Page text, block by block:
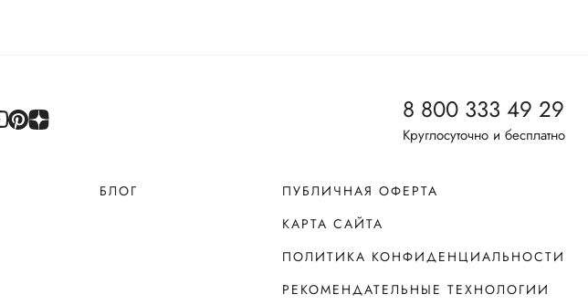
8 800 333 49 29
Круглосуточно и бесплатно
БЛОГ
ПУБЛИЧНАЯ ОФЕРТА
КАРТА САЙТА
ПОЛИТИКА КОНФИДЕНЦИАЛЬНОСТИ
РЕКОМЕНДАТЕЛЬНЫЕ ТЕХНОЛОГИИ